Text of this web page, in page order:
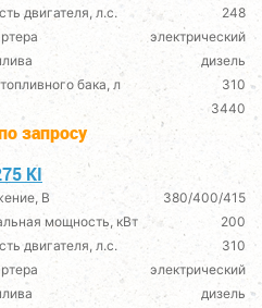
двигателя, л.с.
248
электрический
дизель
бака, л
310
3440
запросу
KI
В
380/400/415
мощность, кВт
200
двигателя, л.с.
310
электрический
дизель